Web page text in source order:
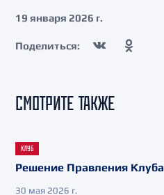
19 января 2026 г.
Поделиться:
СМОТРИТЕ ТАКЖЕ
КЛУБ
Решение Правления Клуба
30 мая 2026 г.